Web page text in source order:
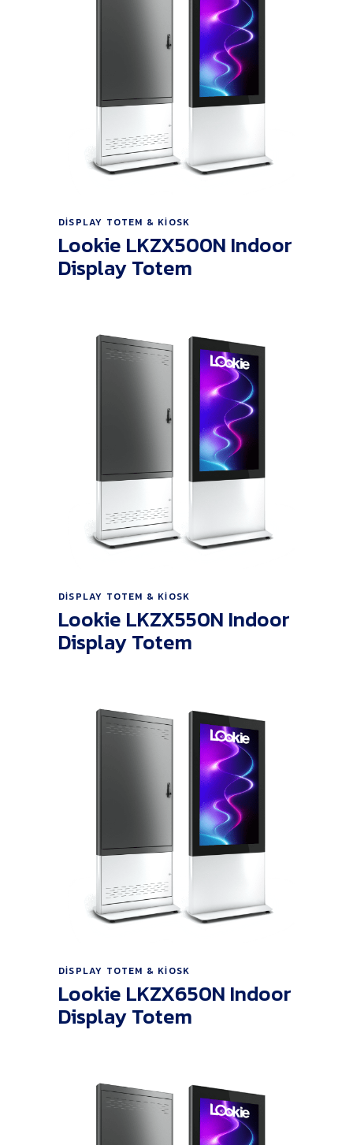
Ürünü İncele
DISPLAY TOTEM & KIOSK
Lookie LKZX500N Indoor
Display Totem
Ürünü İncele
DISPLAY TOTEM & KIOSK
Lookie LKZX550N Indoor
Display Totem
Ürünü İncele
DISPLAY TOTEM & KIOSK
Lookie LKZX650N Indoor
Display Totem